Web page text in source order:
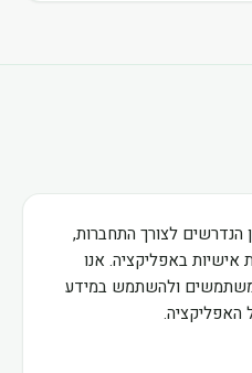
לצורך התחברות,
אישיות באפליקציה. אנו
ולהשתמש במידע
האפליקציה.